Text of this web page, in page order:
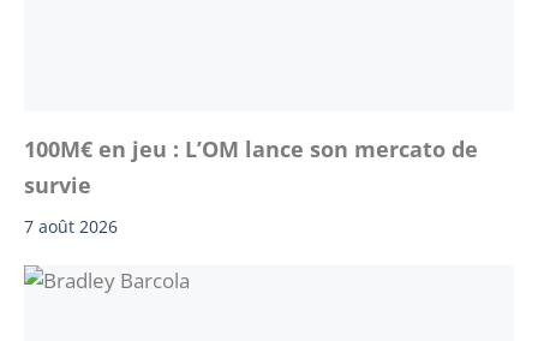
100M€ en jeu : L’OM lance son mercato de
survie
7 août 2026